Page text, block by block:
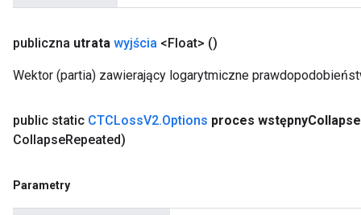
publiczna utrata wyjścia <Float> ()
Wektor (partia) zawierający logarytmiczne
public static CTCLossV2.Options proces wstępnyCollapse
CollapseRepeated)
Parametry